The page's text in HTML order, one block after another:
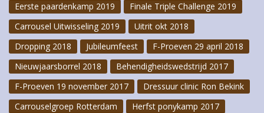
Eerste paardenkamp 2019
Finale Triple Challenge 2019
Carrousel Uitwisseling 2019
Uitrit okt 2018
Dropping 2018
Jubileumfeest
F-Proeven 29 april 2018
Nieuwjaarsborrel 2018
Behendigheidswedstrijd 2017
F-Proeven 19 november 2017
Dressuur clinic Ron Bekink
Carrouselgroep Rotterdam
Herfst ponykamp 2017